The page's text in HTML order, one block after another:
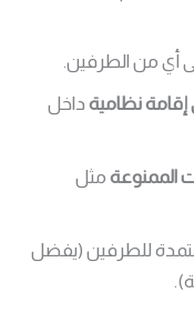
أي من الطرفين.
إقامة نظامية داخل
الممنوعة مثل
للطرفين (يفضل